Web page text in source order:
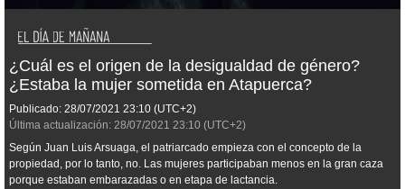
¿Cuál es el origen de la desigualdad de género?
¿Estaba la mujer sometida en Atapuerca?
Publicado: 28/07/2021 23:10 (UTC+2)
Última actualización: 28/07/2021 23:10 (UTC+2)
Según Juan Luis Arsuaga, el patriarcado empieza con el concepto de la
propiedad, por lo tanto, no. Las mujeres participaban menos en la gran caza
porque estaban embarazadas o en etapa de lactancia.